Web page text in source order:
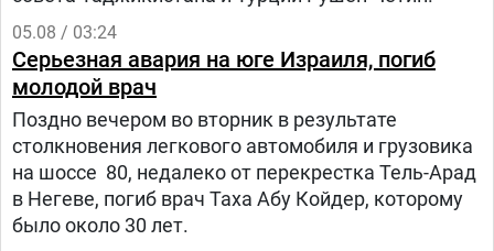
05.08 / 03:24
Серьезная авария на юге Израиля, погиб
молодой врач
Поздно вечером во вторник в результате
столкновения легкового автомобиля и грузовика
на шоссе 80, недалеко от перекрестка Тель-Арад
в Негеве, погиб врач Таха Абу Койдер, которому
было около 30 лет.